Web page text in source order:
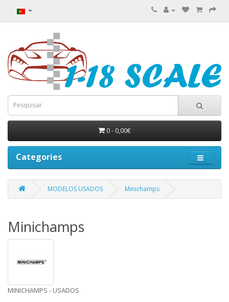
0 - 0,00€
Categories
MODELOS USADOS Minichamps
Minichamps
MINICHAMPS - USADOS